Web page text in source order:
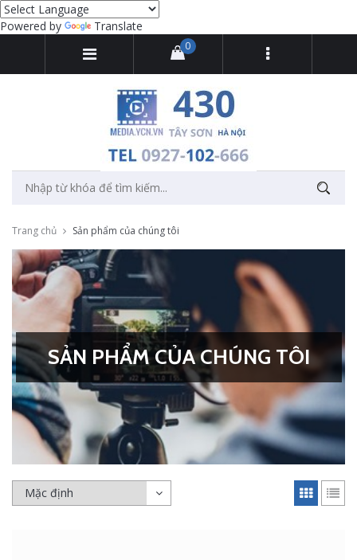
Powered by Translate
0
Trang chủ Sản phẩm của chúng tôi
SẢN PHẨM CỦA CHÚNG TÔI